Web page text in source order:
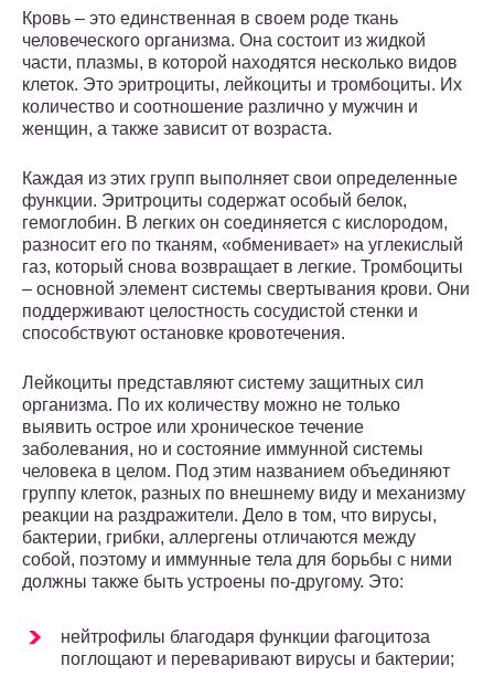
Кровь – это единственная в своем роде ткань
человеческого организма. Она состоит из жидкой
части, плазмы, в которой находятся несколько видов
клеток. Это эритроциты, лейкоциты и тромбоциты. Их
количество и соотношение различно у мужчин и
женщин, а также зависит от возраста.
Каждая из этих групп выполняет свои определенные
функции. Эритроциты содержат особый белок,
гемоглобин. В легких он соединяется с кислородом,
разносит его по тканям, «обменивает» на углекислый
газ, который снова возвращает в легкие. Тромбоциты
– основной элемент системы свертывания крови. Они
поддерживают целостность сосудистой стенки и
способствуют остановке кровотечения.
Лейкоциты представляют систему защитных сил
организма. По их количеству можно не только
выявить острое или хроническое течение
заболевания, но и состояние иммунной системы
человека в целом. Под этим названием объединяют
группу клеток, разных по внешнему виду и механизму
реакции на раздражители. Дело в том, что вирусы,
бактерии, грибки, аллергены отличаются между
собой, поэтому и иммунные тела для борьбы с ними
должны также быть устроены по-другому. Это:
нейтрофилы благодаря функции фагоцитоза
поглощают и переваривают вирусы и бактерии;